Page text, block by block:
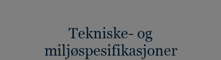
Tekniske- og
miljøspesifikasjoner